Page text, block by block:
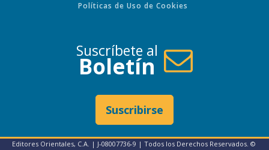
Políticas de Uso de Cookies
Suscríbete al
Boletín
Suscribirse
Editores Orientales, C.A. | J-08007736-9 | Todos los Derechos Reservados. ©